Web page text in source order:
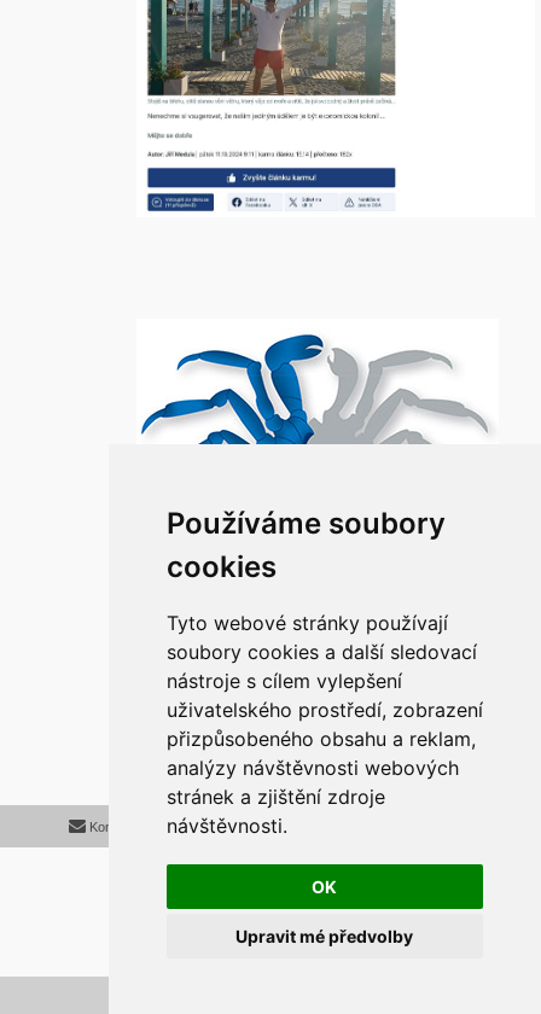
Používáme soubory
cookies
Tyto webové stránky používají
soubory cookies a další sledovací
nástroje s cílem vylepšení
uživatelského prostředí, zobrazení
přizpůsobeného obsahu a reklam,
analýzy návštěvnosti webových
stránek a zjištění zdroje
návštěvnosti.
OK
Upravit mé předvolby
Odpovědět
1 příspěvek • Stránka
Smazat cookies
Kontaktujte mě/nás
2020 © ASTRA - CZ s.r.o.
® Forum Software © phpBB Limited
Optimized by:phpBB SEO